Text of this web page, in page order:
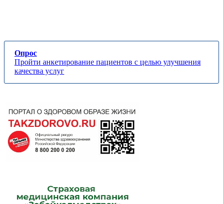
Опрос
Пройти анкетирование пациентов с целью улучшения
качества услуг